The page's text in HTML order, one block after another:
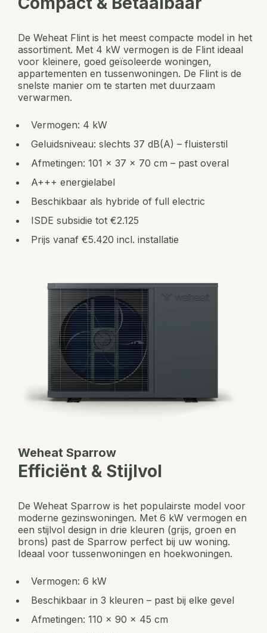
De Weheat Flint is het meest compacte model in het
assortiment. Met 4 kW vermogen is de Flint ideaal
voor kleinere, goed geïsoleerde woningen,
appartementen en tussenwoningen. De Flint is de
snelste manier om te starten met duurzaam
verwarmen.
Vermogen: 4 kW
Geluidsniveau: slechts 37 dB(A) – fluisterstil
Afmetingen: 101 x 37 x 70 cm – past overal
A+++ energielabel
Beschikbaar als hybride of full electric
ISDE subsidie tot €2.125
Prijs vanaf €5.420 incl. installatie
Weheat Sparrow
Efficiënt & Stijlvol
De Weheat Sparrow is het populairste model voor
moderne gezinswoningen. Met 6 kW vermogen en
een stijlvol design in drie kleuren (grijs, groen en
brons) past de Sparrow perfect bij uw woning.
Ideaal voor tussenwoningen en hoekwoningen.
Vermogen: 6 kW
Beschikbaar in 3 kleuren – past bij elke gevel
Afmetingen: 110 x 90 x 45 cm